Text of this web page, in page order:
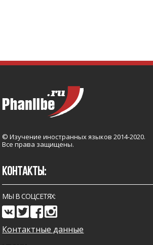
© Изучение иностранных языков 2014-2020.
Все права защищены.
КОНТАКТЫ:
МЫ В СОЦСЕТЯХ:
Контактные данные